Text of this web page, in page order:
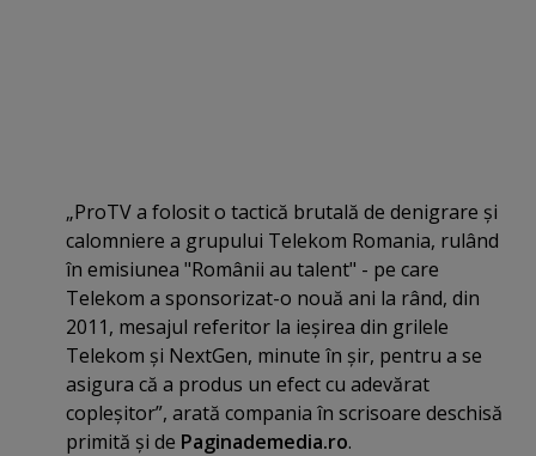
„ProTV a folosit o tactică brutală de denigrare şi
calomniere a grupului Telekom Romania, rulând
în emisiunea "Românii au talent" - pe care
Telekom a sponsorizat-o nouă ani la rând, din
2011, mesajul referitor la ieşirea din grilele
Telekom şi NextGen, minute în şir, pentru a se
asigura că a produs un efect cu adevărat
copleşitor”, arată compania în scrisoare deschisă
primită şi de Paginademedia.ro.